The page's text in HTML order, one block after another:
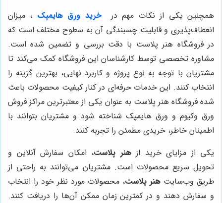
همچنین یکی از نکات مهم در
خرید ورق هایمپک ، میزان
انعطاف‌پذیری و قابلیت چسبندگی آن به سطوح مختلف است که
در فروشگاه هنر پلاست با دقت بررسی و تضمین شده است.
مشاوره تخصصی توسط کارشناسان این فروشگاه کمک می‌کند تا
مشتریان با توجه به نوع پروژه و کاربرد نهایی، بهترین گزینه را
انتخاب کنند. این خدمات حرفه‌ای در کنار کیفیت محصولات باعث
شده فروشگاه هنر پلاست به عنوان یکی از معتبرترین مراکز فروش
ورق وکیوم و ورق هایمپک شناخته شود و مشتریان بتوانند با
اطمینان خاطر، خریدی مطمئن را تجربه کنند.
یکی از مزایای خرید ازهنر پلاست، امکان سفارش آنلاین و
تحویل سریع محصولات است. مشتریان می‌توانند به راحتی از
طریق وب‌سایت هنر پلاست، محصولات مورد نظر خود را انتخاب
و سفارش دهند و در کمترین زمان ممکن آن‌ها را دریافت کنند.